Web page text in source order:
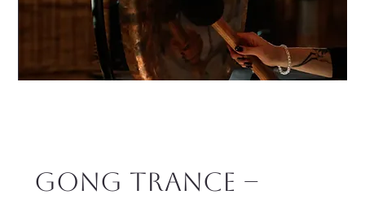
GONG TRANCE –